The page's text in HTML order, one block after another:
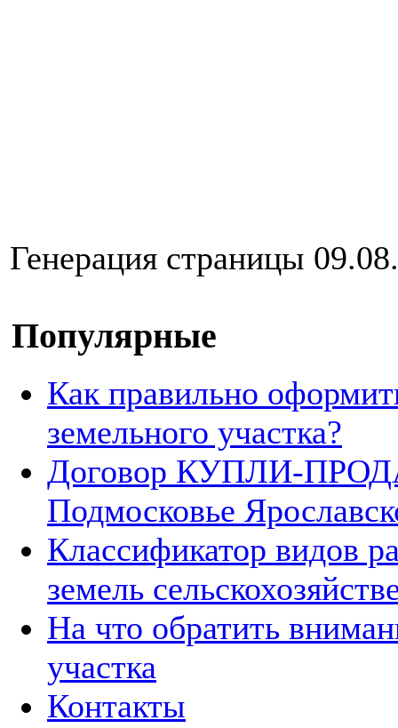
Генерация страницы
Популярные
Как правильно
земельного участка?
Договор КУПЛИ-
Подмосковье
Классификатор видов
земель
На что обратить
участка
Контакты